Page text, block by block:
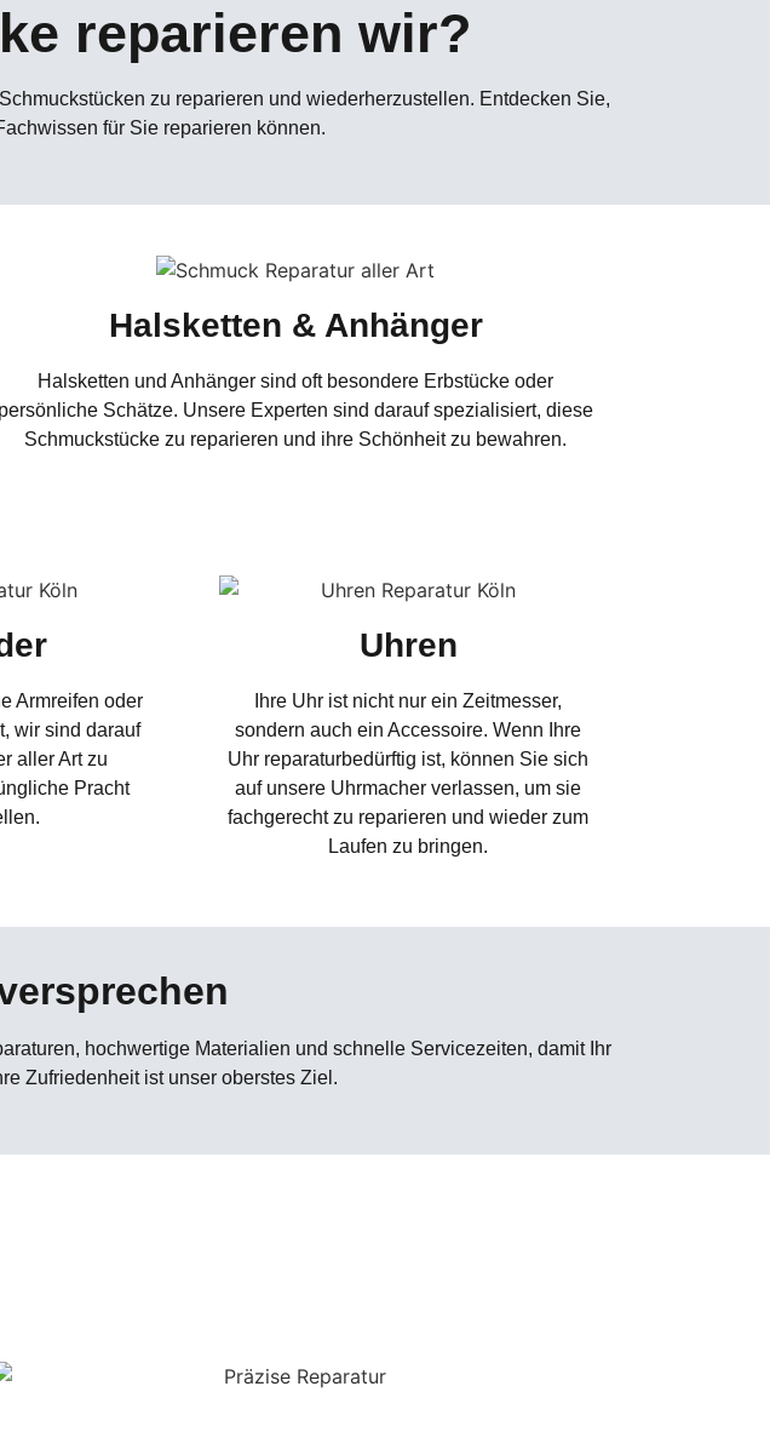
reparieren wir?
zu reparieren und wiederherzustellen. Entdecken Sie,
für Sie reparieren können.
Halsketten & Anhänger
Halsketten und Anhänger sind oft besondere Erbstücke oder
persönliche Schätze. Unsere Experten sind darauf spezialisiert, diese
Schmuckstücke zu reparieren und ihre Schönheit zu bewahren.
Armreifen oder
wir sind darauf
aller Art zu
Pracht
Uhren
Ihre Uhr ist nicht nur ein Zeitmesser,
sondern auch ein Accessoire. Wenn Ihre
Uhr reparaturbedürftig ist, können Sie sich
auf unsere Uhrmacher verlassen, um sie
fachgerecht zu reparieren und wieder zum
Laufen zu bringen.
hochwertige Materialien und schnelle Servicezeiten, damit Ihr
Zufriedenheit ist unser oberstes Ziel.